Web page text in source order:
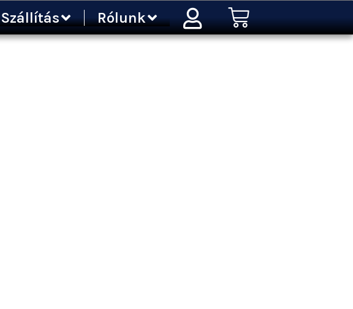
Szállítás Rólunk Kosár